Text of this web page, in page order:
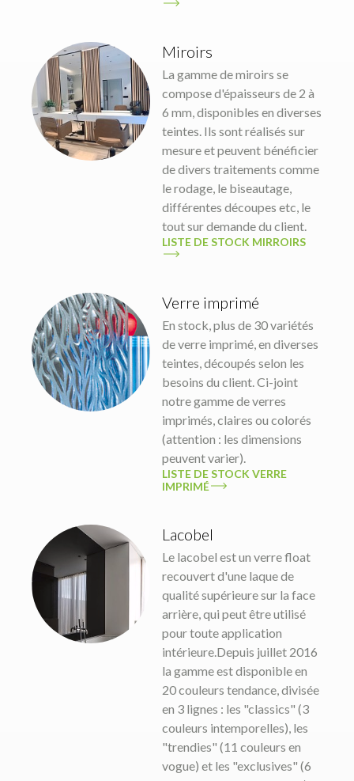
Miroirs
La gamme de miroirs se
compose d'épaisseurs de 2 à
6 mm, disponibles en diverses
teintes. Ils sont réalisés sur
mesure et peuvent bénéficier
de divers traitements comme
le rodage, le biseautage,
différentes découpes etc, le
tout sur demande du client.
LISTE DE STOCK MIRROIRS
Verre imprimé
En stock, plus de 30 variétés
de verre imprimé, en diverses
teintes, découpés selon les
besoins du client. Ci-joint
notre gamme de verres
imprimés, claires ou colorés
(attention : les dimensions
peuvent varier).
LISTE DE STOCK VERRE
IMPRIMÉ
Lacobel
Le lacobel est un verre float
recouvert d'une laque de
qualité supérieure sur la face
arrière, qui peut être utilisé
pour toute application
intérieure.Depuis juillet 2016
la gamme est disponible en
20 couleurs tendance, divisée
en 3 lignes : les "classics" (3
couleurs intemporelles), les
"trendies" (11 couleurs en
vogue) et les "exclusives" (6